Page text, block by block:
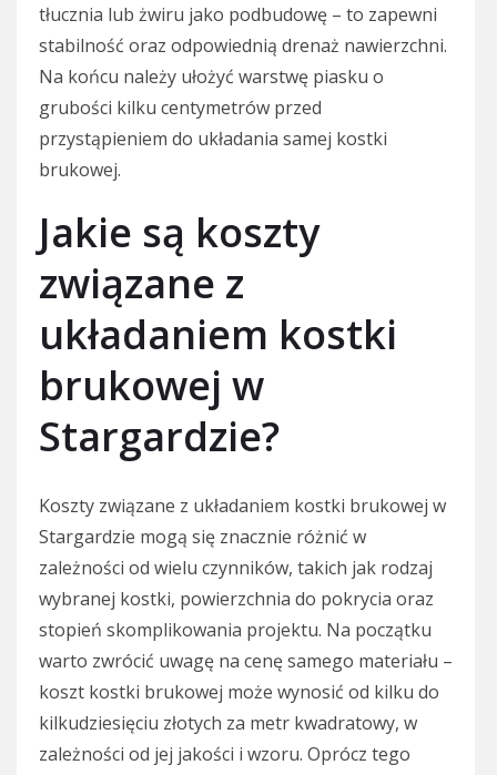
tłucznia lub żwiru jako podbudowę – to zapewni
stabilność oraz odpowiednią drenaż nawierzchni.
Na końcu należy ułożyć warstwę piasku o
grubości kilku centymetrów przed
przystąpieniem do układania samej kostki
brukowej.
Jakie są koszty
związane z
układaniem kostki
brukowej w
Stargardzie?
Koszty związane z układaniem kostki brukowej w
Stargardzie mogą się znacznie różnić w
zależności od wielu czynników, takich jak rodzaj
wybranej kostki, powierzchnia do pokrycia oraz
stopień skomplikowania projektu. Na początku
warto zwrócić uwagę na cenę samego materiału –
koszt kostki brukowej może wynosić od kilku do
kilkudziesięciu złotych za metr kwadratowy, w
zależności od jej jakości i wzoru. Oprócz tego